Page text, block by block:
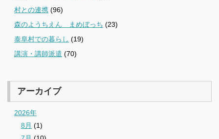
村との連携 (96)
森のようちえん まめぼっち (23)
泰阜村での暮らし (19)
講演・講師派遣 (70)
アーカイブ
2026年
8月 (1)